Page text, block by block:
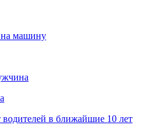
на машину
в ближайшие 10 лет